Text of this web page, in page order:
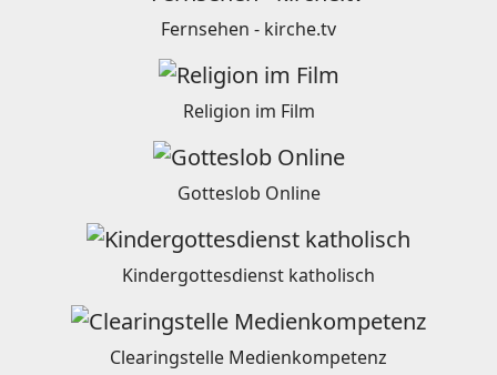
Fernsehen - kirche.tv
Religion im Film
Gotteslob Online
Kindergottesdienst katholisch
Clearingstelle Medienkompetenz